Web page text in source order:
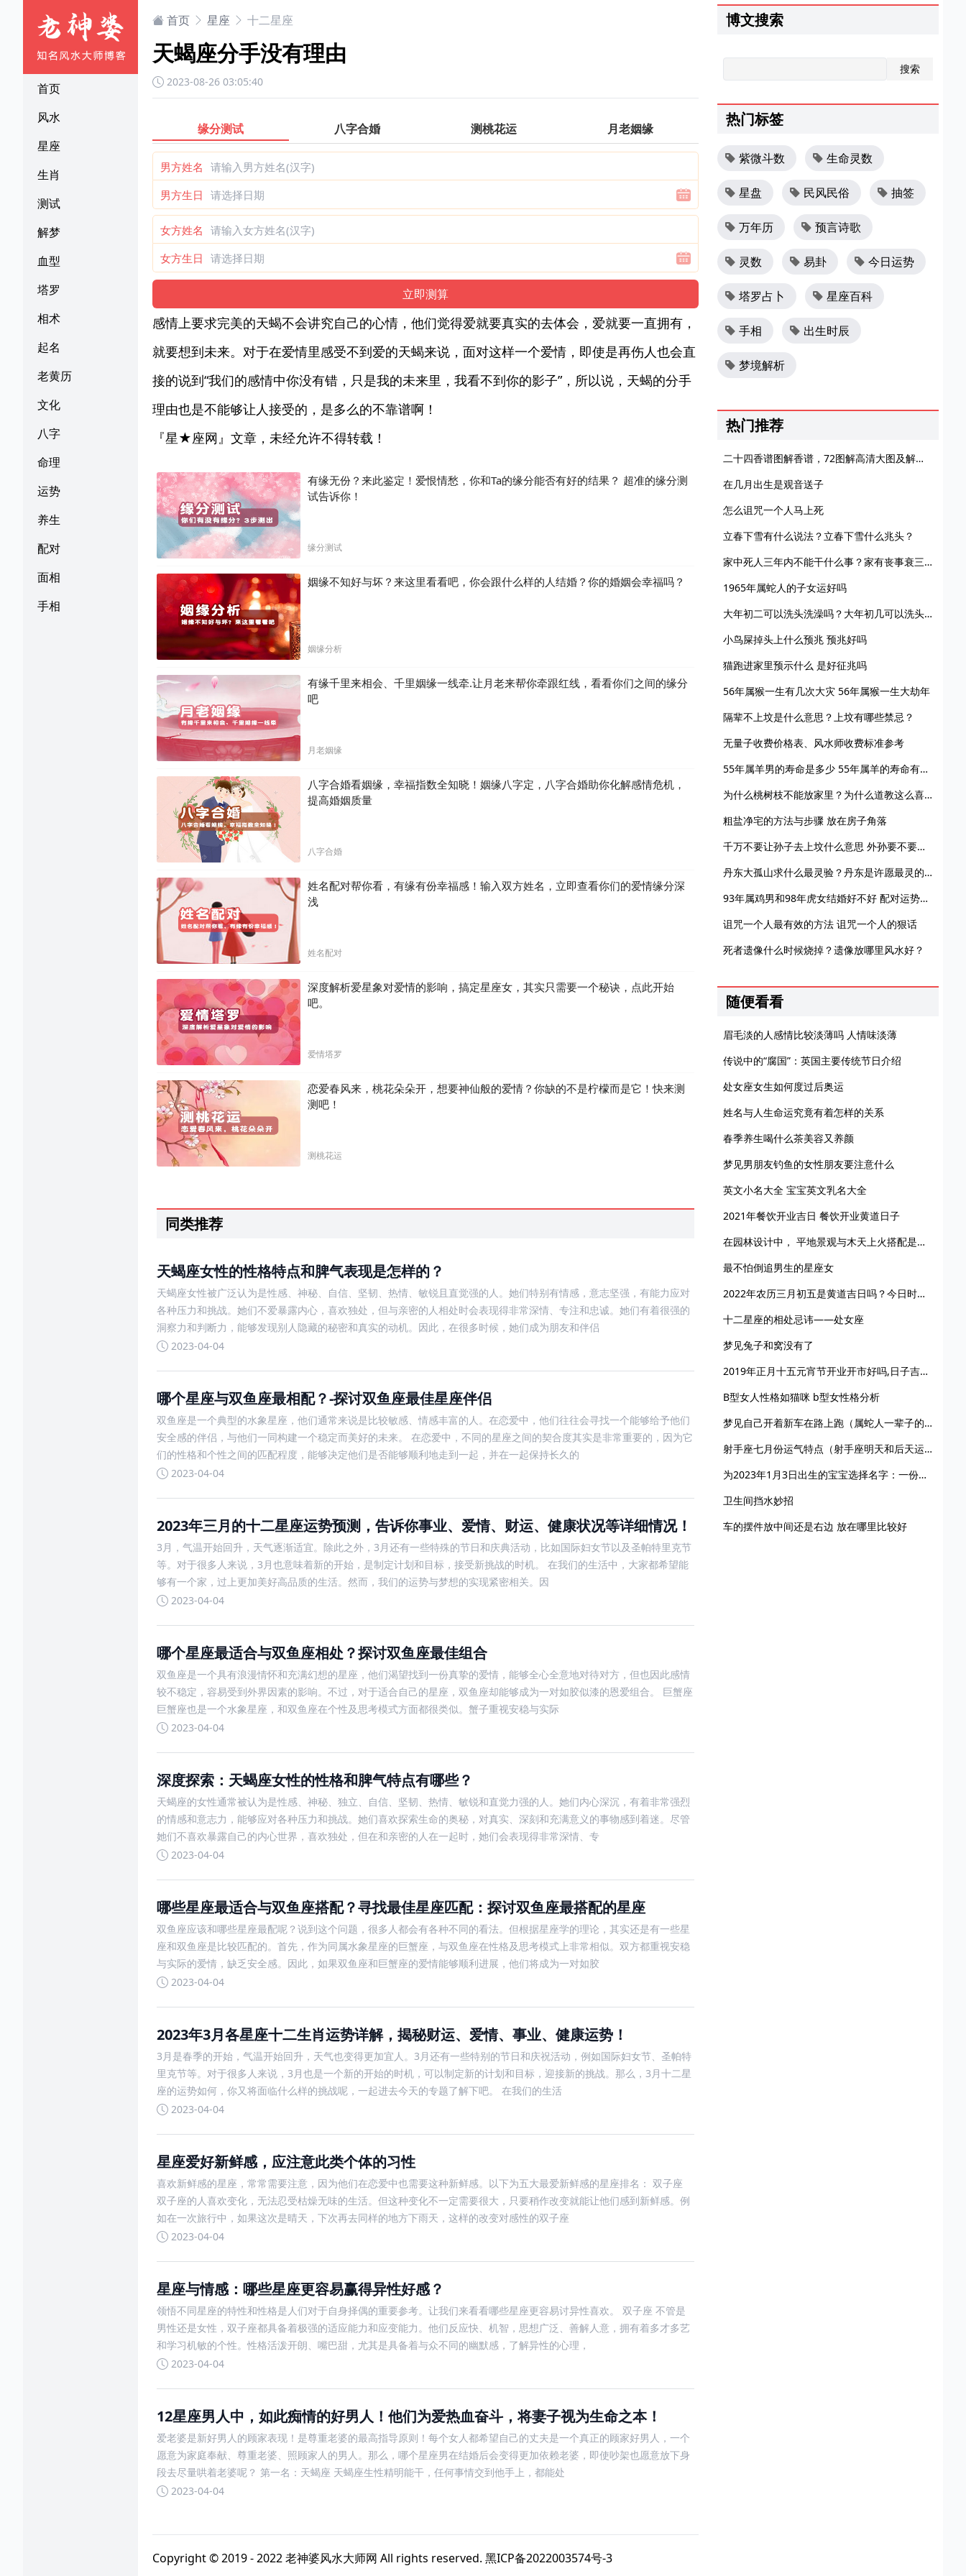
首页
风水
星座
生肖
测试
解梦
血型
塔罗
相术
起名
老黄历
文化
八字
命理
运势
养生
配对
面相
手相
首页 星座 十二星座
天蝎座分手没有理由
2023-08-26 03:05:40
缘分测试 八字合婚 测桃花运 月老姻缘
男方姓名
男方生日
女方姓名
女方生日
感情上要求完美的天蝎不会讲究自己的心情，他们觉得爱就要真实的去体会，爱就要一直拥有，
就要想到未来。对于在爱情里感受不到爱的天蝎来说，面对这样一个爱情，即使是再伤人也会直
接的说到“我们的感情中你没有错，只是我的未来里，我看不到你的影子”，所以说，天蝎的分手
理由也是不能够让人接受的，是多么的不靠谱啊！
『星★座网』文章，未经允许不得转载！
有缘无份？来此鉴定！爱恨情愁，你和Ta的缘分能否有好的结果？ 超准的缘分测
试告诉你！
缘分测试
姻缘不知好与坏？来这里看看吧，你会跟什么样的人结婚？你的婚姻会幸福吗？
姻缘分析
有缘千里来相会、千里姻缘一线牵.让月老来帮你牵跟红线，看看你们之间的缘分
吧
月老姻缘
八字合婚看姻缘，幸福指数全知晓！姻缘八字定，八字合婚助你化解感情危机，
提高婚姻质量
八字合婚
姓名配对帮你看，有缘有份幸福感！输入双方姓名，立即查看你们的爱情缘分深
浅
姓名配对
深度解析爱星象对爱情的影响，搞定星座女，其实只需要一个秘诀，点此开始
吧。
爱情塔罗
恋爱春风来，桃花朵朵开，想要神仙般的爱情？你缺的不是柠檬而是它！快来测
测吧！
测桃花运
同类推荐
天蝎座女性的性格特点和脾气表现是怎样的？
天蝎座女性被广泛认为是性感、神秘、自信、坚韧、热情、敏锐且直觉强的人。她们特别有情感，意志坚强，有能力应对
各种压力和挑战。她们不爱暴露内心，喜欢独处，但与亲密的人相处时会表现得非常深情、专注和忠诚。她们有着很强的
洞察力和判断力，能够发现别人隐藏的秘密和真实的动机。因此，在很多时候，她们成为朋友和伴侣
2023-04-04
哪个星座与双鱼座最相配？-探讨双鱼座最佳星座伴侣
双鱼座是一个典型的水象星座，他们通常来说是比较敏感、情感丰富的人。在恋爱中，他们往往会寻找一个能够给予他们
安全感的伴侣，与他们一同构建一个稳定而美好的未来。 在恋爱中，不同的星座之间的契合度其实是非常重要的，因为它
们的性格和个性之间的匹配程度，能够决定他们是否能够顺利地走到一起，并在一起保持长久的
2023-04-04
2023年三月的十二星座运势预测，告诉你事业、爱情、财运、健康状况等详细情况！
3月，气温开始回升，天气逐渐适宜。除此之外，3月还有一些特殊的节日和庆典活动，比如国际妇女节以及圣帕特里克节
等。对于很多人来说，3月也意味着新的开始，是制定计划和目标，接受新挑战的时机。 在我们的生活中，大家都希望能
够有一个家，过上更加美好高品质的生活。然而，我们的运势与梦想的实现紧密相关。因
2023-04-04
哪个星座最适合与双鱼座相处？探讨双鱼座最佳组合
双鱼座是一个具有浪漫情怀和充满幻想的星座，他们渴望找到一份真挚的爱情，能够全心全意地对待对方，但也因此感情
较不稳定，容易受到外界因素的影响。不过，对于适合自己的星座，双鱼座却能够成为一对如胶似漆的恩爱组合。 巨蟹座
巨蟹座也是一个水象星座，和双鱼座在个性及思考模式方面都很类似。蟹子重视安稳与实际
2023-04-04
深度探索：天蝎座女性的性格和脾气特点有哪些？
天蝎座的女性通常被认为是性感、神秘、独立、自信、坚韧、热情、敏锐和直觉力强的人。她们内心深沉，有着非常强烈
的情感和意志力，能够应对各种压力和挑战。她们喜欢探索生命的奥秘，对真实、深刻和充满意义的事物感到着迷。尽管
她们不喜欢暴露自己的内心世界，喜欢独处，但在和亲密的人在一起时，她们会表现得非常深情、专
2023-04-04
哪些星座最适合与双鱼座搭配？寻找最佳星座匹配：探讨双鱼座最搭配的星座
双鱼座应该和哪些星座最配呢？说到这个问题，很多人都会有各种不同的看法。但根据星座学的理论，其实还是有一些星
座和双鱼座是比较匹配的。首先，作为同属水象星座的巨蟹座，与双鱼座在性格及思考模式上非常相似。双方都重视安稳
与实际的爱情，缺乏安全感。因此，如果双鱼座和巨蟹座的爱情能够顺利进展，他们将成为一对如胶
2023-04-04
2023年3月各星座十二生肖运势详解，揭秘财运、爱情、事业、健康运势！
3月是春季的开始，气温开始回升，天气也变得更加宜人。3月还有一些特别的节日和庆祝活动，例如国际妇女节、圣帕特
里克节等。对于很多人来说，3月也是一个新的开始的时机，可以制定新的计划和目标，迎接新的挑战。那么，3月十二星
座的运势如何，你又将面临什么样的挑战呢，一起进去今天的专题了解下吧。 在我们的生活
2023-04-04
星座爱好新鲜感，应注意此类个体的习性
喜欢新鲜感的星座，常常需要注意，因为他们在恋爱中也需要这种新鲜感。以下为五大最爱新鲜感的星座排名： 双子座
双子座的人喜欢变化，无法忍受枯燥无味的生活。但这种变化不一定需要很大，只要稍作改变就能让他们感到新鲜感。例
如在一次旅行中，如果这次是晴天，下次再去同样的地方下雨天，这样的改变对感性的双子座
2023-04-04
星座与情感：哪些星座更容易赢得异性好感？
领悟不同星座的特性和性格是人们对于自身择偶的重要参考。让我们来看看哪些星座更容易讨异性喜欢。 双子座 不管是
男性还是女性，双子座都具备着极强的适应能力和应变能力。他们反应快、机智，思想广泛、善解人意，拥有着多才多艺
和学习机敏的个性。性格活泼开朗、嘴巴甜，尤其是具备着与众不同的幽默感，了解异性的心理，
2023-04-04
12星座男人中，如此痴情的好男人！他们为爱热血奋斗，将妻子视为生命之本！
爱老婆是新好男人的顾家表现！是尊重老婆的最高指导原则！每个女人都希望自己的丈夫是一个真正的顾家好男人，一个
愿意为家庭奉献、尊重老婆、照顾家人的男人。那么，哪个星座男在结婚后会变得更加依赖老婆，即使吵架也愿意放下身
段去尽量哄着老婆呢？ 第一名：天蝎座 天蝎座生性精明能干，任何事情交到他手上，都能处
2023-04-04
Copyright © 2019 - 2022老神婆风水大师网 All rights reserved. 黑ICP备2022003574号-3
博文搜索
热门标签
紫微斗数 生命灵数
星盘 民风民俗 抽签
万年历 预言诗歌
灵数 易卦 今日运势
塔罗占卜 星座百科
手相 出生时辰
梦境解析
热门推荐
二十四香谱图解香谱，72图解高清大图及解释谱大全！
在几月出生是观音送子
怎么诅咒一个人马上死
立春下雪有什么说法？立春下雪什么兆头？
家中死人三年内不能干什么事？家有丧事衰三年是真的吗？
1965年属蛇人的子女运好吗
大年初二可以洗头洗澡吗？大年初几可以洗头发洗澡？
小鸟屎掉头上什么预兆 预兆好吗
猫跑进家里预示什么 是好征兆吗
56年属猴一生有几次大灾 56年属猴一生大劫年
隔辈不上坟是什么意思？上坟有哪些禁忌？
无量子收费价格表、风水师收费标准参考
55年属羊男的寿命是多少 55年属羊的寿命有多大
为什么桃树枝不能放家里？为什么道教这么喜欢桃树？
粗盐净宅的方法与步骤 放在房子角落
千万不要让孙子去上坟什么意思 外孙要不要上坟
丹东大孤山求什么最灵验？丹东是许愿最灵的地方
93年属鸡男和98年虎女结婚好不好 配对运势怎么样
诅咒一个人最有效的方法 诅咒一个人的狠话
死者遗像什么时候烧掉？遗像放哪里风水好？
随便看看
眉毛淡的人感情比较淡薄吗 人情味淡薄
传说中的“腐国”：英国主要传统节日介绍
处女座女生如何度过后奥运
姓名与人生命运究竟有着怎样的关系
春季养生喝什么茶美容又养颜
梦见男朋友钓鱼的女性朋友要注意什么
英文小名大全 宝宝英文乳名大全
2021年餐饮开业吉日 餐饮开业黄道日子
在园林设计中， 平地景观与木天上火搭配是否合适？
最不怕倒追男生的星座女
2022年农历三月初五是黄道吉日吗？今日时辰吉凶？
十二星座的相处忌讳——处女座
梦见兔子和窝没有了
2019年正月十五元宵节开业开市好吗,日子吉利吗？
B型女人性格如猫咪 b型女性格分析
梦见自己开着新车在路上跑（属蛇人一辈子的寿命）
射手座七月份运气特点（射手座明天和后天运势）
为2023年1月3日出生的宝宝选择名字：一份包含好听又流行的起名用字的全面指南
卫生间挡水妙招
车的摆件放中间还是右边 放在哪里比较好